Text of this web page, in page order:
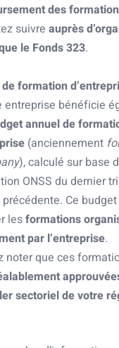
des
suivre auprès
le Fonds 323.
formation
entreprise bénéficie
annuel de
(anciennement
), calculé sur base
ONSS du dernier
précédente. Ce
lesformations
par l’entreprise.
noter que ces
sectoriel de votre